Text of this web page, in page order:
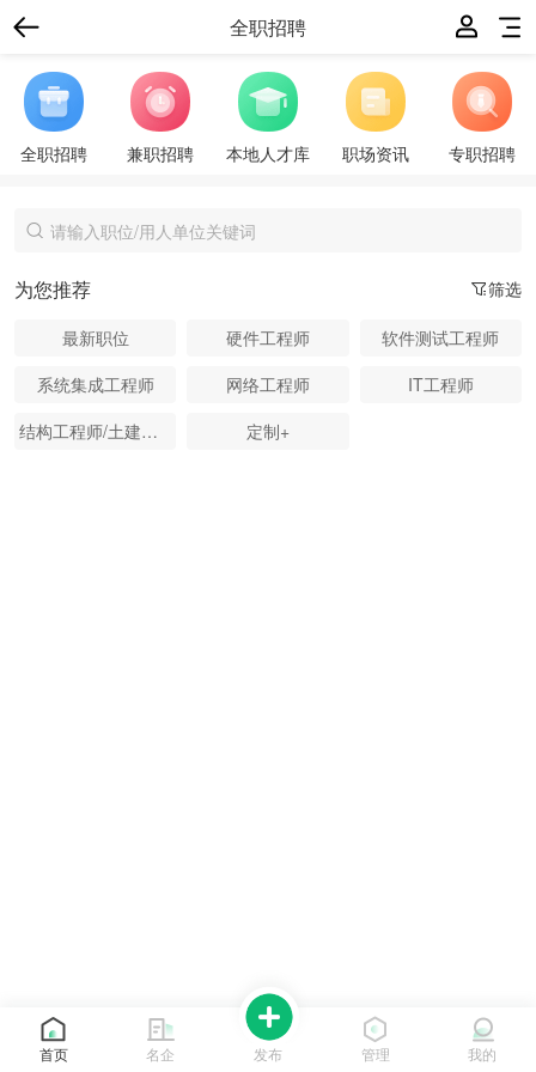
全职招聘
全职招聘 兼职招聘 本地人才库 职场资讯 专职招聘
筛选
为您推荐
最新职位 硬件工程师
软件测试工程师
系统集成工程师
网络工程师
IT工程师
结构工程师/土建工程师
定制+
首页 名企 发布 管理 我的